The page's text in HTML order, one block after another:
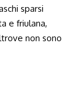
sparsi
e friulana,
non sono